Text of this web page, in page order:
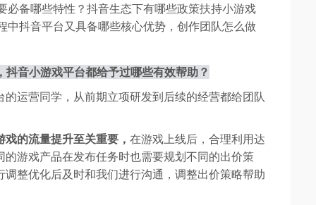
备哪些特性？抖音生态下有哪些政策扶持小游戏
抖音平台又具备哪些核心优势，创作团队怎么做
音小游戏平台都给予过哪些有效帮助？
运营同学，从前期立项研发到后续的经营都给团队
的流量提升至关重要， 在游戏上线后，合理利用达
游戏产品在发布任务时也需要规划不同的出价策
整优化后及时和我们进行沟通，调整出价策略帮助